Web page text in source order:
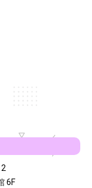
6F